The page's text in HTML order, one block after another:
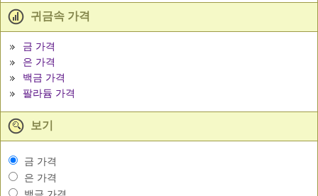
귀금속 가격
금 가격
은 가격
백금 가격
팔라듐 가격
보기
금 가격
은 가격